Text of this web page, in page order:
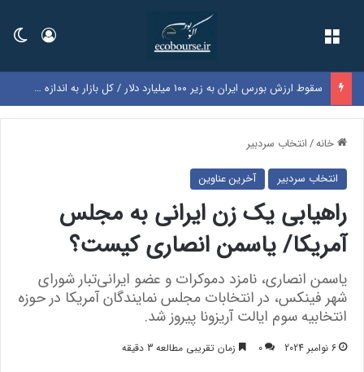
ورود
سقوط ارزش بورس ایران به زیر ۱۰۰ میلیارد دلار / کل بازار به اندازه سود یک‌سال گوگل شد
خانه/انتخاب سردبیر
انتخاب سردبیر آخرین عناوین
راهیابی یک زن ایرانی به مجلس
آمریکا/ یاسمن انصاری کیست؟
یاسمن انصاری، نامزد دموکرات و عضو ایرانی‌تبار شورای
شهر فینکس، در انتخابات مجلس نمایندگان آمریکا در حوزه
انتخابیه سوم ایالت آریزونا پیروز شد‌.
6 نوامبر 2024 0 زمان تقریبی مطالعه 3 دقیقه